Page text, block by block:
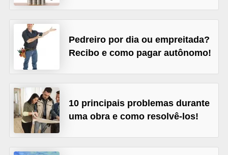
Pedreiro por dia ou empreitada?
Recibo e como pagar autônomo!
10 principais problemas durante
uma obra e como resolvê-los!
i
r
e
r
e
f
o
r
m